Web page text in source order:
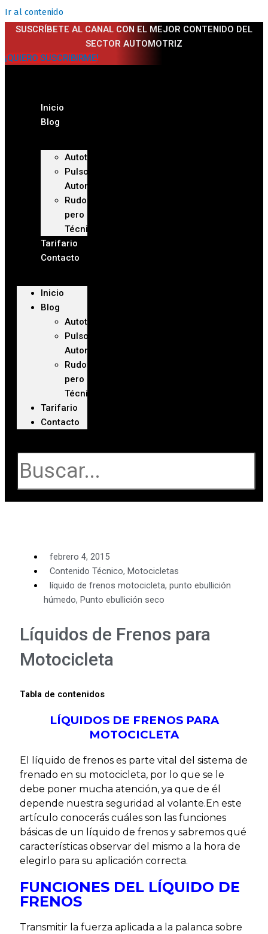
Ir al contenido
SUSCRÍBETE AL CANAL CON EL MEJOR CONTENIDO DEL
SECTOR AUTOMOTRIZ
¡QUIERO SUSCRIBIRME!
Inicio
Blog
Autoteca
Pulso
Automotriz
Rudo
pero
Técnico
Tarifario
Contacto
Inicio
Blog
Autoteca
Pulso
Automotriz
Rudo
pero
Técnico
Tarifario
Contacto
febrero 4, 2015
Contenido Técnico, Motocicletas
líquido de frenos motocicleta, punto ebullición
húmedo, Punto ebullición seco
Líquidos de Frenos para
Motocicleta
Tabla de contenidos
LÍQUIDOS DE FRENOS PARA
MOTOCICLETA
El líquido de frenos es parte vital del sistema de
frenado en su motocicleta, por lo que se le
debe poner mucha atención, ya que de él
depende nuestra seguridad al volante.En este
artículo conocerás cuáles son las funciones
básicas de un líquido de frenos y sabremos qué
características observar del mismo a la hora de
elegirlo para su aplicación correcta.
FUNCIONES DEL LÍQUIDO DE
FRENOS
Transmitir la fuerza aplicada a la palanca sobre